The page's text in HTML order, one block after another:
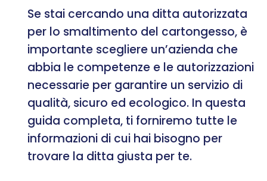
Se stai cercando una ditta autorizzata
per lo smaltimento del cartongesso, è
importante scegliere un’azienda che
abbia le competenze e le autorizzazioni
necessarie per garantire un servizio di
qualità, sicuro ed ecologico. In questa
guida completa, ti forniremo tutte le
informazioni di cui hai bisogno per
trovare la ditta giusta per te.